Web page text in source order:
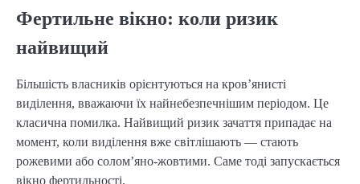
Фертильне вікно: коли ризик
найвищий
Більшість власників орієнтуються на кров’янисті
виділення, вважаючи їх найнебезпечнішим періодом. Це
класична помилка. Найвищий ризик зачаття припадає на
момент, коли виділення вже світлішають — стають
рожевими або солом’яно-жовтими. Саме тоді запускається
вікно фертильності.